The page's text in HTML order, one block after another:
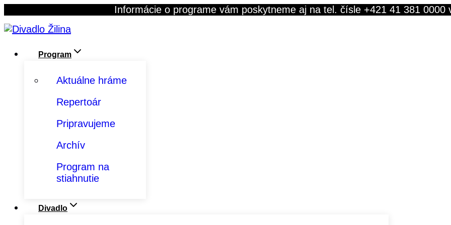
content
Informácie o programe vám poskytneme aj na tel. čísle +421 41 381 0000
Program
Aktuálne hráme
Repertoár
Pripravujeme
Archív
Program na
stiahnutie
Divadlo